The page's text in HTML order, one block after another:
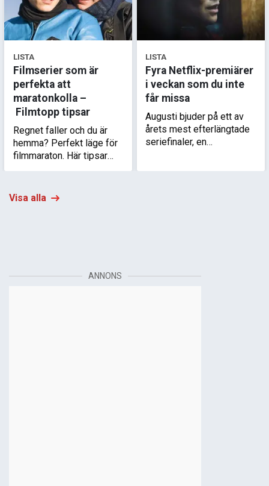
LISTA
Fyra Netflix-premiärer
i veckan som du inte
får missa
Augusti bjuder på ett av
årets mest efterlängtade
seriefinaler, en
LISTA
Filmserier som är
perfekta att
maratonkolla –
Filmtopp tipsar
Regnet faller och du är
hemma? Perfekt läge för
filmmaraton. Här tipsar
som är värda att se
Visa alla
ANNONS